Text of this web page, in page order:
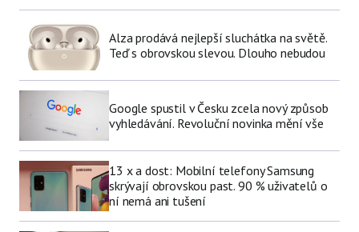
Alza prodává nejlepší sluchátka na světě.
Teď s obrovskou slevou. Dlouho nebudou
Google spustil v Česku zcela nový způsob
vyhledávání. Revoluční novinka mění vše
13 x a dost: Mobilní telefony Samsung
skrývají obrovskou past. 90 % uživatelů o
ní nemá ani tušení